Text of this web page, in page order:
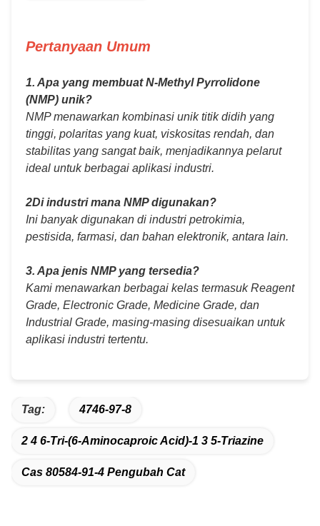
Pertanyaan Umum
1. Apa yang membuat N-Methyl Pyrrolidone
(NMP) unik?
NMP menawarkan kombinasi unik titik didih yang
tinggi, polaritas yang kuat, viskositas rendah, dan
stabilitas yang sangat baik, menjadikannya pelarut
ideal untuk berbagai aplikasi industri.
2Di industri mana NMP digunakan?
Ini banyak digunakan di industri petrokimia,
pestisida, farmasi, dan bahan elektronik, antara lain.
3. Apa jenis NMP yang tersedia?
Kami menawarkan berbagai kelas termasuk Reagent
Grade, Electronic Grade, Medicine Grade, dan
Industrial Grade, masing-masing disesuaikan untuk
aplikasi industri tertentu.
Tag: 4746-97-8
2 4 6-Tri-(6-Aminocaproic Acid)-1 3 5-Triazine
Cas 80584-91-4 Pengubah Cat